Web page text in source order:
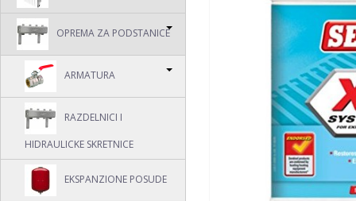
OPREMA ZA PODSTANICE
ARMATURA
RAZDELNICI I
HIDRAULICKE SKRETNICE
EKSPANZIONE POSUDE